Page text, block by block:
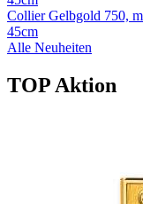
Collier Gelbgold 750,
45cm
Alle Neuheiten
TOP Aktion